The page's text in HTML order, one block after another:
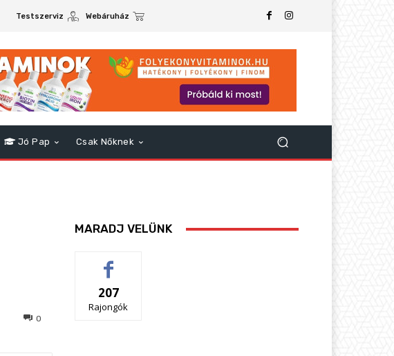
Testszerviz Webáruház
Jó Pap Csak Nőknek
0
MARADJ VELÜNK
207
Rajongók